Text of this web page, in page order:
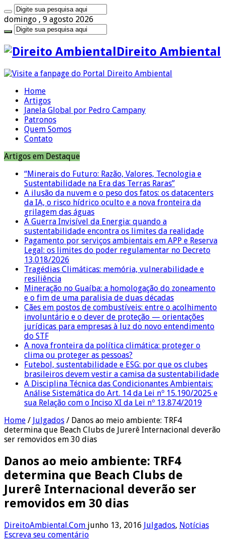
domingo , 9 agosto 2026
Direito Ambiental
Home
Artigos
Janela Global por Pedro Campany
Patronos
Quem Somos
Contato
Artigos em Destaque
“Minerais do Futuro: Razão, Valores, Tecnologia e
Sustentabilidade na Era das Terras Raras”
A ilusão da nuvem e o peso dos fatos: os datacenters
da IA, o risco hídrico oculto e a nova fronteira da
grilagem das águas
A Guerra Invisível da Energia: quando a
sustentabilidade encontra os limites da realidade
Pagamento por serviços ambientais em APP e Reserva
Legal: os limites do poder regulamentar no Decreto
13.018/2026
Tragédias Climáticas: memória, vulnerabilidade e
resiliência
Mineração no Guaíba: a homologação do zoneamento
e o fim de uma paralisia de duas décadas
Cães em postos de combustíveis: entre o acolhimento
involuntário e o dever de proteção — orientações
jurídicas para empresas à luz do novo entendimento
do STF
A nova fronteira da política climática: proteger o
clima ou proteger as pessoas?
Futebol, sustentabilidade e ESG: por que os clubes
brasileiros devem vestir a camisa da sustentabilidade
A Disciplina Técnica das Condicionantes Ambientais:
Análise Sistemática do Art. 14 da Lei nº 15.190/2025 e
sua Relação com o Inciso XI da Lei nº 13.874/2019
Home / Julgados / Danos ao meio ambiente: TRF4
determina que Beach Clubs de Jurerê Internacional deverão
ser removidos em 30 dias
Danos ao meio ambiente: TRF4
determina que Beach Clubs de
Jurerê Internacional deverão ser
removidos em 30 dias
DireitoAmbiental.Com junho 13, 2016 Julgados, Notícias
Escreva seu comentário